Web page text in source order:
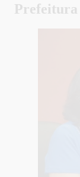
Prefeitura